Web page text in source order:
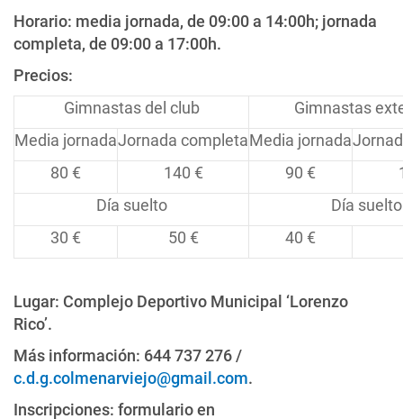
Horario: media jornada, de 09:00 a 14:00h; jornada
completa, de 09:00 a 17:00h.
Precios:
Gimnastas del club
Gimnastas
Media jornadaJornada completaMedia jornada
80 €
140 € 90 €
Día suelto
Día suelto
30 €
50 € 40 €
Lugar: Complejo Deportivo Municipal ‘Lorenzo
Rico’.
Más información: 644 737 276 /
c.d.g.colmenarviejo@gmail.com.
Inscripciones: formulario en